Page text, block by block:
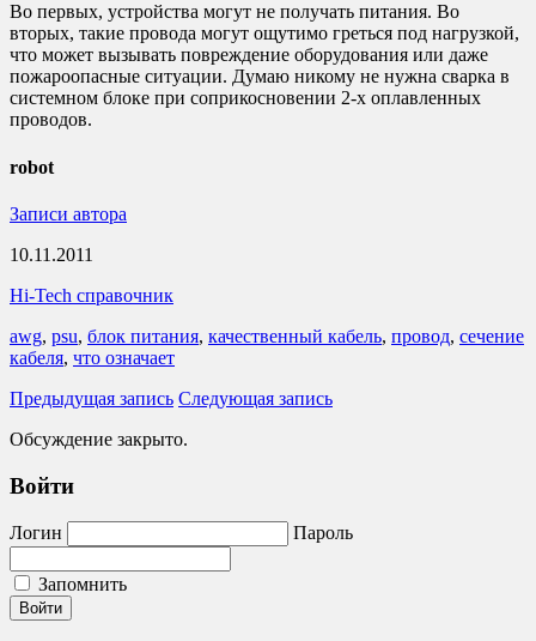
Во первых, устройства могут не получать питания. Во
вторых, такие провода могут ощутимо греться под нагрузкой,
что может вызывать повреждение оборудования или даже
пожароопасные ситуации. Думаю никому не нужна сварка в
системном блоке при соприкосновении 2-х оплавленных
проводов.
robot
Записи автора
10.11.2011
Hi-Tech справочник
awg, psu, блок питания, качественный кабель, провод, сечение
кабеля, что означает
Предыдущая запись Следующая запись
Обсуждение закрыто.
Войти
Логин Пароль
Запомнить